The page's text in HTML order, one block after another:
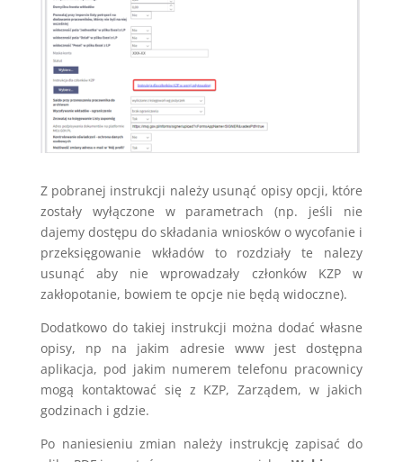
Z pobranej instrukcji należy usunąć opisy opcji, które
zostały wyłączone w parametrach (np. jeśli nie
dajemy dostępu do składania wniosków o wycofanie i
przeksięgowanie wkładów to rozdziały te nalezy
usunąć aby nie wprowadzały członków KZP w
zakłopotanie, bowiem te opcje nie będą widoczne).
Dodatkowo do takiej instrukcji można dodać własne
opisy, np na jakim adresie www jest dostępna
aplikacja, pod jakim numerem telefonu pracownicy
mogą kontaktować się z KZP, Zarządem, w jakich
godzinach i gdzie.
Po naniesieniu zmian należy instrukcję zapisać do